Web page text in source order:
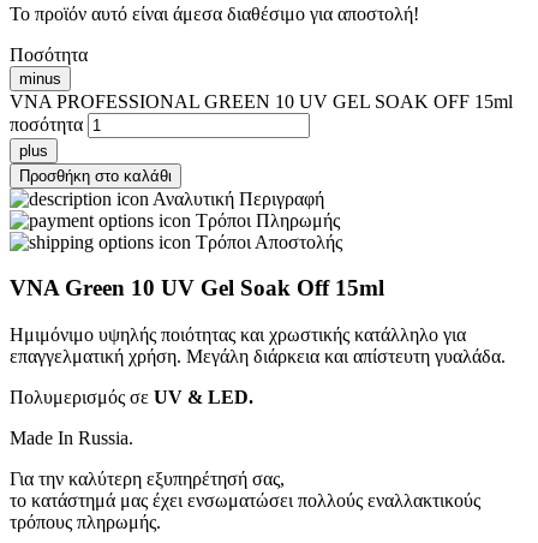
Το προϊόν αυτό είναι άμεσα διαθέσιμο για αποστολή!
Ποσότητα
minus
VNA PROFESSIONAL GREEN 10 UV GEL SOAK OFF 15ml
ποσότητα
plus
Προσθήκη στο καλάθι
Αναλυτική Περιγραφή
Τρόποι Πληρωμής
Τρόποι Αποστολής
VNA Green 10 UV Gel Soak Off 15ml
Ημιμόνιμο υψηλής ποιότητας και χρωστικής κατάλληλο για
επαγγελματική χρήση. Μεγάλη διάρκεια και απίστευτη γυαλάδα.
Πολυμερισμός σε UV & LED.
Made In Russia.
Για την καλύτερη εξυπηρέτησή σας,
το κατάστημά μας έχει ενσωματώσει πολλούς εναλλακτικούς
τρόπους πληρωμής.